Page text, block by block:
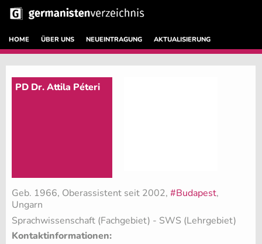
HOME ÜBER UNS NEUEINTRAGUNG AKTUALISIERUNG
PD Dr. Attila Péteri
Geb. 1966, Oberassistent seit 2002, #Budapest,
Ungarn
Sprachwissenschaft (Fachgebiet) - SWS (Lehrgebiet)
Kontaktinformationen: